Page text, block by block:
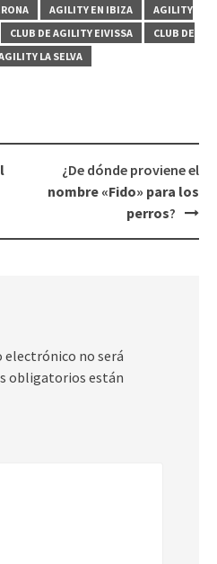
AGILITY EN IBIZA
AGILITY
CLUB DE AGILITY EIVISSA
CLUB DE
LA SELVA
¿De dónde proviene el
nombre «Fido» para los
perros?
electrónico no será
obligatorios están